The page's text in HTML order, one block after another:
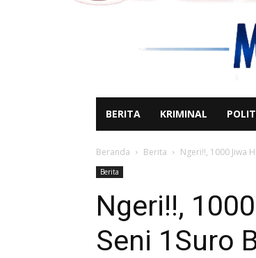
BERITA KRIMINAL
Beranda Berita Ngeri!!, 1000 Jiwa
Berita
Ngeri!!,
Seni 1Suro